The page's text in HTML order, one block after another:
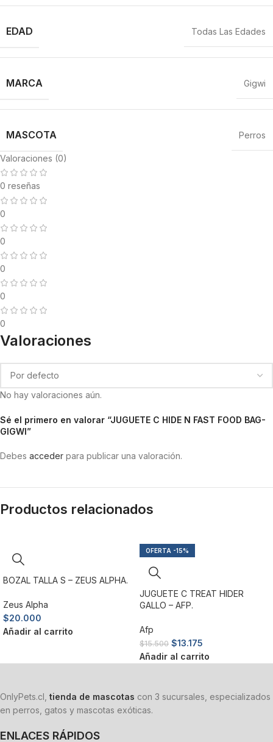
EDAD Todas Las Edades
MARCA Gigwi
MASCOTA Perros
Valoraciones (0)
0 reseñas
0
0
0
0
0
Valoraciones
No hay valoraciones aún.
Sé el primero en valorar “JUGUETE C HIDE N FAST FOOD BAG-
GIGWI”
Debes acceder para publicar una valoración.
Productos relacionados
BOZAL TALLA S – ZEUS ALPHA.
Zeus Alpha
$20.000
Añadir al carrito
-15%
JUGUETE C TREAT HIDER
GALLO – AFP.
Afp
$15.500 $13.175
Añadir al carrito
OnlyPets.cl, tienda de mascotas con 3 sucursales, especializados
en perros, gatos y mascotas exóticas.
ENLACES RÁPIDOS